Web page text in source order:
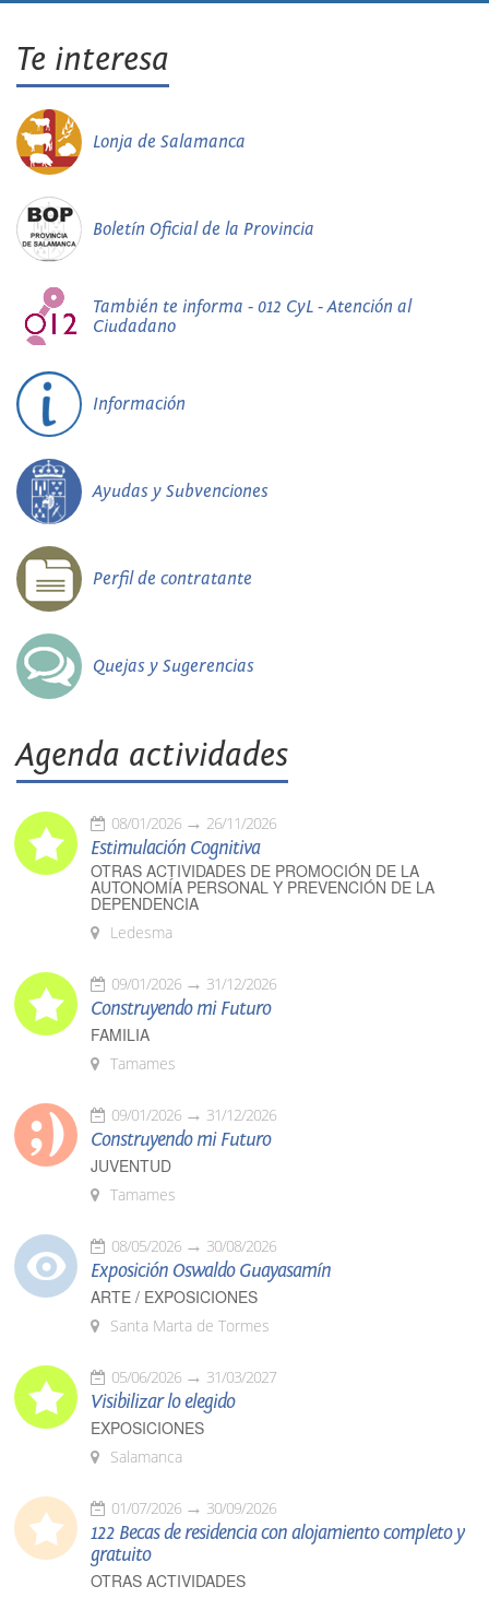
Te interesa
Lonja de Salamanca
Boletín Oficial de la Provincia
También te informa - 012 CyL - Atención al
Ciudadano
Información
Ayudas y Subvenciones
Perfil de contratante
Quejas y Sugerencias
Agenda actividades
08/01/2026 26/11/2026
Estimulación Cognitiva
OTRAS ACTIVIDADES DE PROMOCIÓN DE LA
AUTONOMÍA PERSONAL Y PREVENCIÓN DE LA
DEPENDENCIA
Ledesma
09/01/2026 31/12/2026
Construyendo mi Futuro
FAMILIA
Tamames
09/01/2026 31/12/2026
Construyendo mi Futuro
JUVENTUD
Tamames
08/05/2026 30/08/2026
Exposición Oswaldo Guayasamín
ARTE / EXPOSICIONES
Santa Marta de Tormes
05/06/2026 31/03/2027
Visibilizar lo elegido
EXPOSICIONES
Salamanca
01/07/2026 30/09/2026
122 Becas de residencia con alojamiento completo y
gratuito
OTRAS ACTIVIDADES